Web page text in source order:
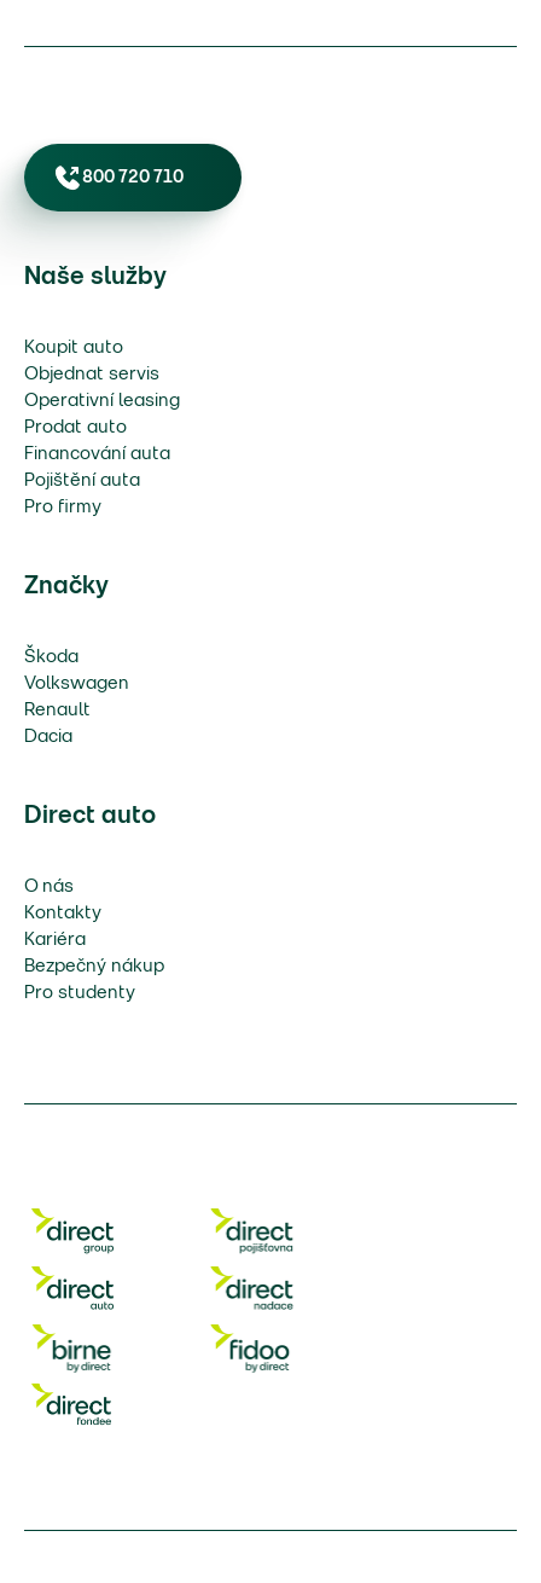
800 720 710
Naše služby
Koupit auto
Objednat servis
Operativní leasing
Prodat auto
Financování auta
Pojištění auta
Pro firmy
Značky
Škoda
Volkswagen
Renault
Dacia
Direct auto
O nás
Kontakty
Kariéra
Bezpečný nákup
Pro studenty